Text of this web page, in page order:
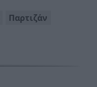
Παρτιζάν